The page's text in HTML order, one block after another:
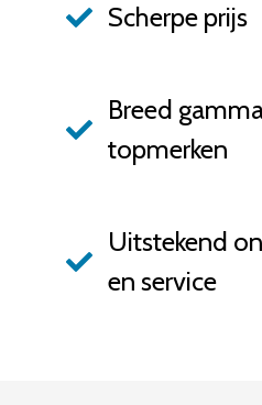
Scherpe prijs
Breed
topmerken
Uitstekend
en service